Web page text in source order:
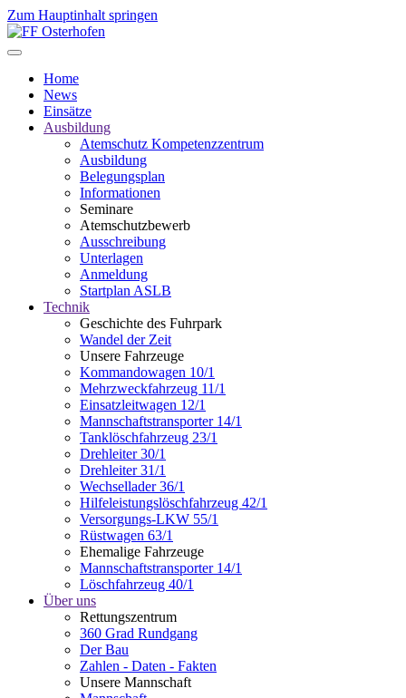
Zum Hauptinhalt springen
Home
News
Einsätze
Ausbildung
Atemschutz Kompetenzzentrum
Ausbildung
Belegungsplan
Informationen
Seminare
Atemschutzbewerb
Ausschreibung
Unterlagen
Anmeldung
Startplan ASLB
Technik
Geschichte des Fuhrpark
Wandel der Zeit
Unsere Fahrzeuge
Kommandowagen 10/1
Mehrzweckfahrzeug 11/1
Einsatzleitwagen 12/1
Mannschaftstransporter 14/1
Tanklöschfahrzeug 23/1
Drehleiter 30/1
Drehleiter 31/1
Wechsellader 36/1
Hilfeleistungslöschfahrzeug 42/1
Versorgungs-LKW 55/1
Rüstwagen 63/1
Ehemalige Fahrzeuge
Mannschaftstransporter 14/1
Löschfahrzeug 40/1
Über uns
Rettungszentrum
360 Grad Rundgang
Der Bau
Zahlen - Daten - Fakten
Unsere Mannschaft